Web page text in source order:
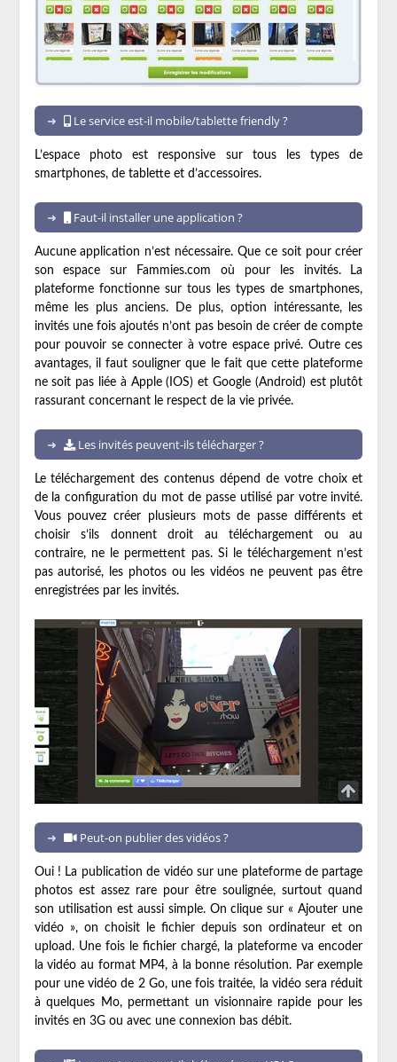
Le service est-il mobile/tablette friendly ?
L’espace photo est responsive sur tous les types de
smartphones, de tablette et d’accessoires.
Faut-il installer une application ?
Aucune application n’est nécessaire. Que ce soit pour créer
son espace sur Fammies.com où pour les invités. La
plateforme fonctionne sur tous les types de smartphones,
même les plus anciens. De plus, option intéressante, les
invités une fois ajoutés n’ont pas besoin de créer de compte
pour pouvoir se connecter à votre espace privé. Outre ces
avantages, il faut souligner que le fait que cette plateforme
ne soit pas liée à Apple (IOS) et Google (Android) est plutôt
rassurant concernant le respect de la vie privée.
Les invités peuvent-ils télécharger ?
Le téléchargement des contenus dépend de votre choix et
de la configuration du mot de passe utilisé par votre invité.
Vous pouvez créer plusieurs mots de passe différents et
choisir s’ils donnent droit au téléchargement ou au
contraire, ne le permettent pas. Si le téléchargement n’est
pas autorisé, les photos ou les vidéos ne peuvent pas être
enregistrées par les invités.
Peut-on publier des vidéos ?
Oui ! La publication de vidéo sur une plateforme de partage
photos est assez rare pour être soulignée, surtout quand
son utilisation est aussi simple. On clique sur « Ajouter une
vidéo », on choisit le fichier depuis son ordinateur et on
upload. Une fois le fichier chargé, la plateforme va encoder
la vidéo au format MP4, à la bonne résolution. Par exemple
pour une vidéo de 2 Go, une fois traitée, la vidéo sera réduit
à quelques Mo, permettant un visionnaire rapide pour les
invités en 3G ou avec une connexion bas débit.